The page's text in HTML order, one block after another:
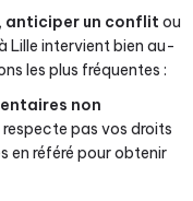
, anticiper un conflit ou
Lille intervient bien au-
les plus fréquentes :
non
pas vos droits
en référé pour obtenir